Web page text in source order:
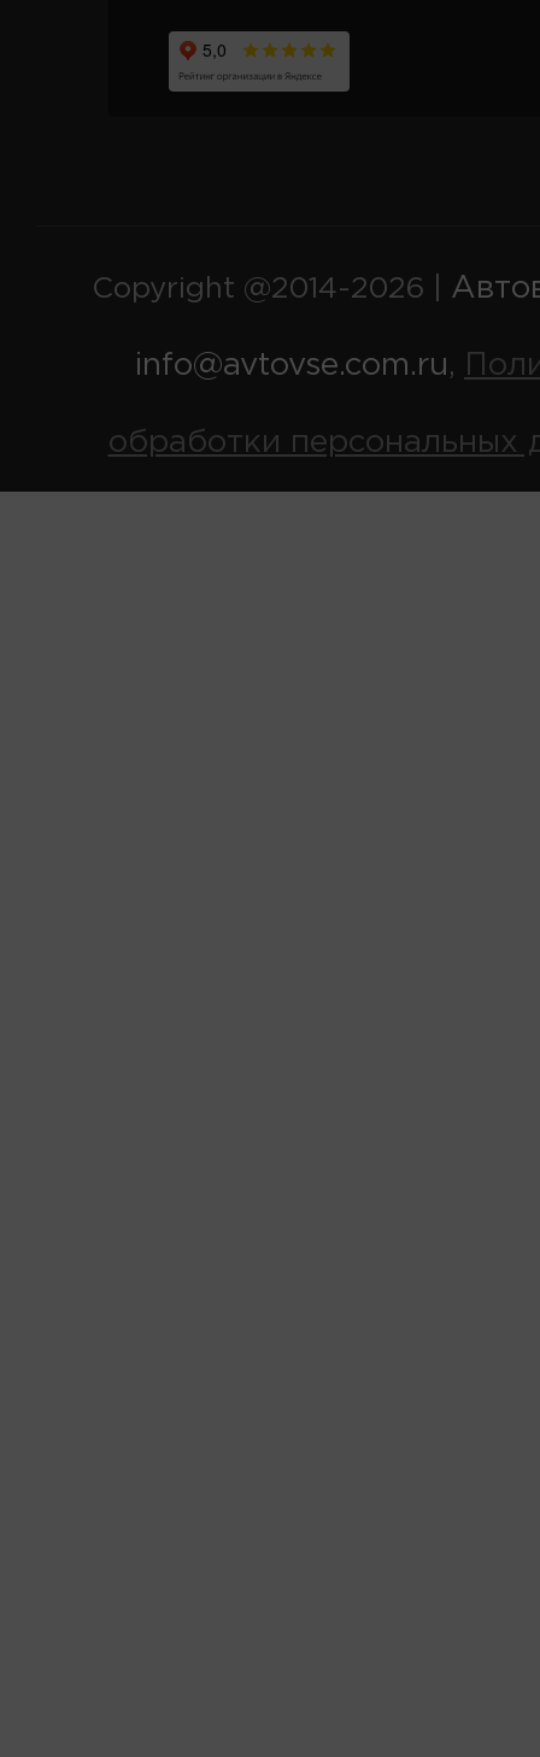
Copyright @2014-2026 |
info@avtovse.com.ru,
обработки персональных